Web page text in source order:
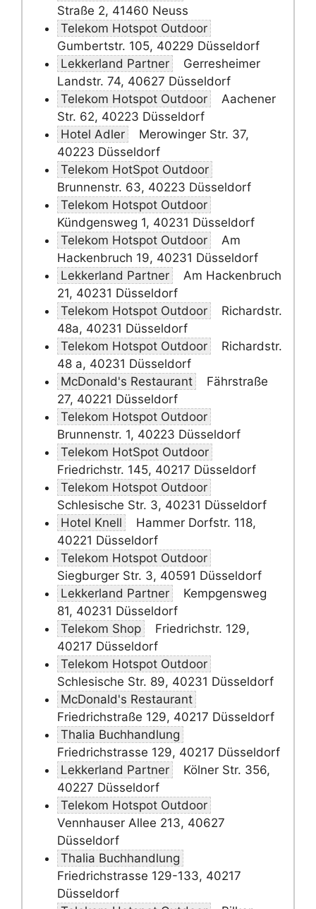
Straße 2, 41460 Neuss
Telekom Hotspot Outdoor
Gumbertstr. 105, 40229 Düsseldorf
Lekkerland Partner
Gerresheimer
Landstr. 74, 40627 Düsseldorf
Telekom Hotspot Outdoor
Aachener
Str. 62, 40223 Düsseldorf
Hotel Adler
Merowinger Str. 37,
40223 Düsseldorf
Telekom HotSpot Outdoor
Brunnenstr. 63, 40223 Düsseldorf
Telekom Hotspot Outdoor
Kündgensweg 1, 40231 Düsseldorf
Telekom Hotspot Outdoor
Am
Hackenbruch 19, 40231 Düsseldorf
Lekkerland Partner
Am Hackenbruch
21, 40231 Düsseldorf
Telekom Hotspot Outdoor
Richardstr.
48a, 40231 Düsseldorf
Telekom Hotspot Outdoor
Richardstr.
48 a, 40231 Düsseldorf
McDonald's Restaurant
Fährstraße
27, 40221 Düsseldorf
Telekom Hotspot Outdoor
Brunnenstr. 1, 40223 Düsseldorf
Telekom HotSpot Outdoor
Friedrichstr. 145, 40217 Düsseldorf
Telekom Hotspot Outdoor
Schlesische Str. 3, 40231 Düsseldorf
Hotel Knell
Hammer Dorfstr. 118,
40221 Düsseldorf
Telekom Hotspot Outdoor
Siegburger Str. 3, 40591 Düsseldorf
Lekkerland Partner
Kempgensweg
81, 40231 Düsseldorf
Telekom Shop
Friedrichstr. 129,
40217 Düsseldorf
Telekom Hotspot Outdoor
Schlesische Str. 89, 40231 Düsseldorf
McDonald's Restaurant
Friedrichstraße 129, 40217 Düsseldorf
Thalia Buchhandlung
Friedrichstrasse 129, 40217 Düsseldorf
Lekkerland Partner
Kölner Str. 356,
40227 Düsseldorf
Telekom Hotspot Outdoor
Vennhauser Allee 213, 40627
Düsseldorf
Thalia Buchhandlung
Friedrichstrasse 129-133, 40217
Düsseldorf